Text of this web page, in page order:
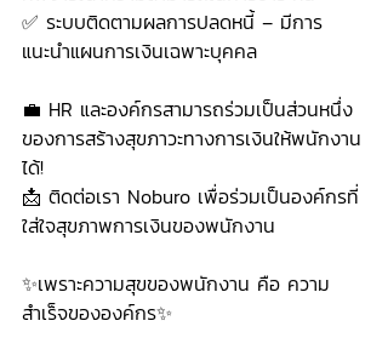
✅ ระบบติดตามผลการปลดหนี้ – มีการ
แนะนำแผนการเงินเฉพาะบุคคล
💼 HR และองค์กรสามารถร่วมเป็นส่วนหนึ่ง
ของการสร้างสุขภาวะทางการเงินให้พนักงาน
ได้!
📩 ติดต่อเรา Noburo เพื่อร่วมเป็นองค์กรที่
ใส่ใจสุขภาพการเงินของพนักงาน
✨เพราะความสุขของพนักงาน คือ ความ
สำเร็จขององค์กร✨